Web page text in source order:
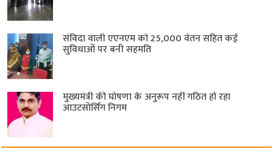
संविदा वाली एएनएम को 25,000 वेतन सहित कई
सुविधाओं पर बनी सहमति
मुख्यमंत्री की घोषणा के अनुरूप नहीं गठित हो रहा
आउटसोर्सिंग निगम